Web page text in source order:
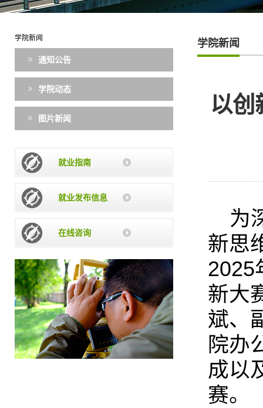
学院新闻
通知公告
学院动态
图片新闻
就业指南
就业发布信息
在线咨询
学院新闻
以
为
新思
2025
新大
斌、
院办
成以
赛。